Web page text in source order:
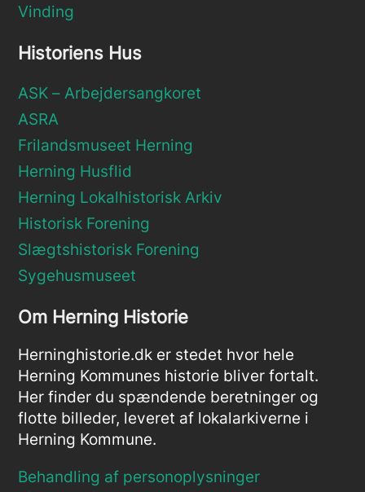
Vinding
Historiens Hus
ASK – Arbejdersangkoret
ASRA
Frilandsmuseet Herning
Herning Husflid
Herning Lokalhistorisk Arkiv
Historisk Forening
Slægtshistorisk Forening
Sygehusmuseet
Om Herning Historie
Herninghistorie.dk er stedet hvor hele
Herning Kommunes historie bliver fortalt.
Her finder du spændende beretninger og
flotte billeder, leveret af lokalarkiverne i
Herning Kommune.
Behandling af personoplysninger